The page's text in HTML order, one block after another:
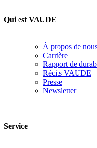
Qui est VAUDE
À propos de nous
Carrière
Rapport de
Récits VAUDE
Presse
Newsletter
Service